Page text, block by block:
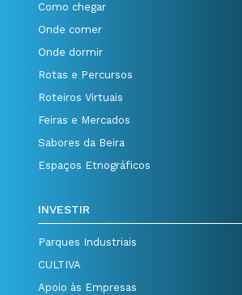
Como chegar
Onde comer
Onde dormir
Rotas e Percursos
Roteiros Virtuais
Feiras e Mercados
Sabores da Beira
Espaços Etnográficos
INVESTIR
Parques Industriais
CULTIVA
Apoio às Empresas